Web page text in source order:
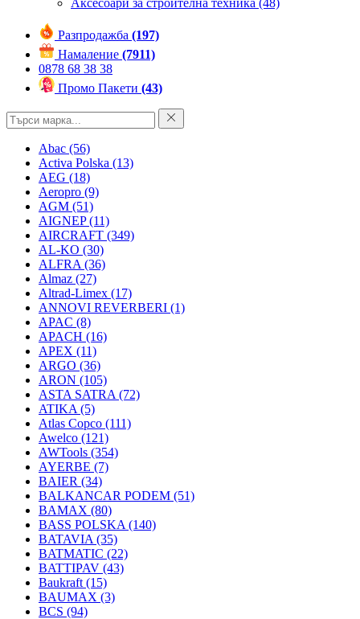
Аксесоари за строителна техника (48)
Разпродажба (197)
Намаление (7911)
0878 68 38 38
Промо Пакети (43)
Abac (56)
Activa Polska (13)
AEG (18)
Aeropro (9)
AGM (51)
AIGNEP(11)
AIRCRAFT (349)
AL-KO (30)
ALFRA (36)
Almaz (27)
Altrad-Limex (17)
ANNOVI REVERBERI (1)
APAC (8)
APACH (16)
APEX (11)
ARGO (36)
ARON (105)
ASTA SATRA (72)
ATIKA (5)
Atlas Copco (111)
Awelco (121)
AWTools (354)
AYERBE (7)
BAIER (34)
BALKANCAR PODEM (51)
BAMAX (80)
BASS POLSKA (140)
BATAVIA (35)
BATMATIC (22)
BATTIPAV (43)
Baukraft (15)
BAUMAX (3)
BCS (94)